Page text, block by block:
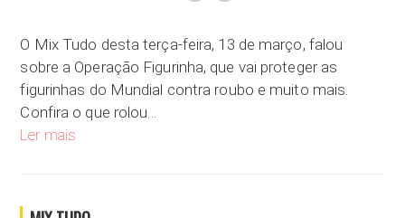
O Mix Tudo desta terça-feira, 13 de março, falou
sobre a Operação Figurinha, que vai proteger as
figurinhas do Mundial contra roubo e muito mais.
Confira o que rolou…
Ler mais